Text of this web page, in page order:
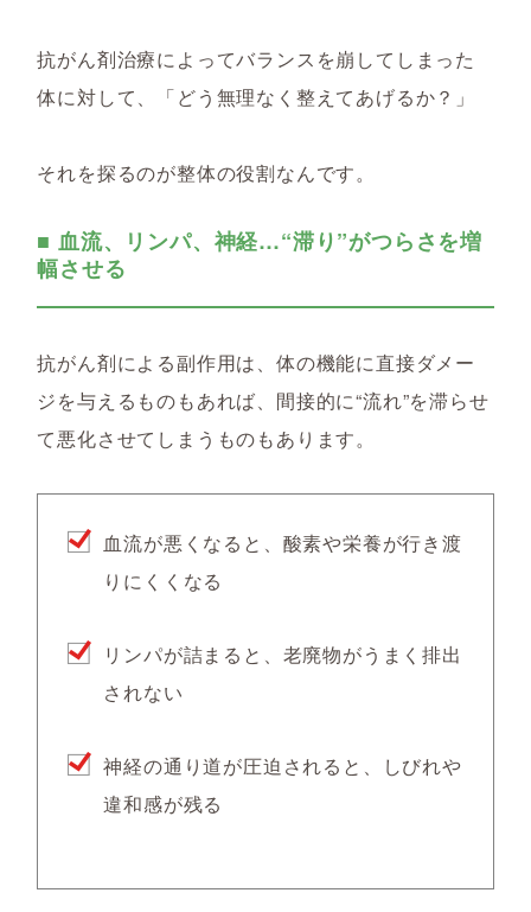
抗がん剤治療によってバランスを崩してしまった
体に対して、「どう無理なく整えてあげるか？」
それを探るのが整体の役割なんです。
■ 血流、リンパ、神経…“滞り”がつらさを増
幅させる
抗がん剤による副作用は、体の機能に直接ダメー
ジを与えるものもあれば、間接的に“流れ”を滞らせ
て悪化させてしまうものもあります。
血流が悪くなると、酸素や栄養が行き渡
りにくくなる
リンパが詰まると、老廃物がうまく排出
されない
神経の通り道が圧迫されると、しびれや
違和感が残る